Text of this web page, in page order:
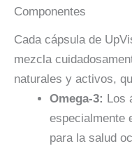
Componentes
Cada cápsula de
mezcla
naturales y activos,
Omega-3: Los
especialmente
para la salud